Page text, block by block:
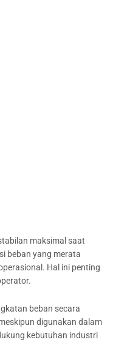
maksimal saat
beban yang merata
Hal ini penting
beban secara
digunakan dalam
kebutuhan industri